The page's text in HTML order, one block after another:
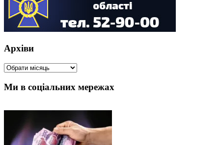
Архіви
Архіви
Ми в соціальних мережах